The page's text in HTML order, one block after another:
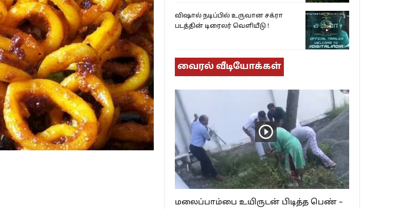
விஷால் நடிப்பில் உருவான சக்ரா
படத்தின் டிரைலர் வெளியீடு !
வைரல் வீடியோக்கள்
மலைப்பாம்பை உயிருடன் பிடித்த பெண் –